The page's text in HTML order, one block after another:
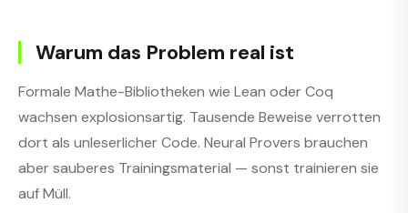
Warum das Problem real ist
Formale Mathe-Bibliotheken wie Lean oder Coq
wachsen explosionsartig. Tausende Beweise verrotten
dort als unleserlicher Code. Neural Provers brauchen
aber sauberes Trainingsmaterial — sonst trainieren sie
auf Müll.